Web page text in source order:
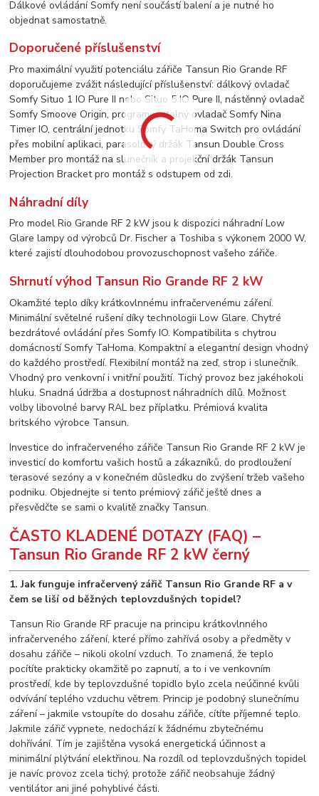
Dálkové ovládání Somfy není součástí balení a je nutné ho
objednat samostatně.
Doporučené příslušenství
Pro maximální využití potenciálu zářiče Tansun Rio Grande RF
doporučujeme zvážit následující příslušenství: dálkový ovladač
Somfy Situo 1 IO Pure II nebo Situo 5 IO Pure II, nástěnný ovladač
Somfy Smoove Origin, programovatelný ovladač Somfy Nina
Timer IO, centrální jednotku Somfy TaHoma Switch pro ovládání
přes mobilní aplikaci, parasolový držák Tansun Double Cross
Member pro montáž na slunečník a projekční držák Tansun
Projection Bracket pro montáž s odstupem od zdi.
Náhradní díly
Pro model Rio Grande RF 2 kW jsou k dispozici náhradní Low
Glare lampy od výrobců Dr. Fischer a Toshiba s výkonem 2000 W,
které zajistí dlouhodobou provozuschopnost vašeho zářiče.
Shrnutí výhod Tansun Rio Grande RF 2 kW
Okamžité teplo díky krátkovlnnému infračervenému záření.
Minimální světelné rušení díky technologii Low Glare. Chytré
bezdrátové ovládání přes Somfy IO. Kompatibilita s chytrou
domácností Somfy TaHoma. Kompaktní a elegantní design vhodný
do každého prostředí. Flexibilní montáž na zeď, strop i slunečník.
Vhodný pro venkovní i vnitřní použití. Tichý provoz bez jakéhokoli
hluku. Snadná údržba a dostupnost náhradních dílů. Možnost
volby libovolné barvy RAL bez příplatku. Prémiová kvalita
britského výrobce Tansun.
Investice do infračerveného zářiče Tansun Rio Grande RF 2 kW je
investicí do komfortu vašich hostů a zákazníků, do prodloužení
terasové sezóny a v konečném důsledku do zvýšení tržeb vašeho
podniku. Objednejte si tento prémiový zářič ještě dnes a
přesvědčte se sami o kvalitě značky Tansun.
ČASTO KLADENÉ DOTAZY (FAQ) –
Tansun Rio Grande RF 2 kW černý
1. Jak funguje infračervený zářič Tansun Rio Grande RF a v
čem se liší od běžných teplovzdušných topidel?
Tansun Rio Grande RF pracuje na principu krátkovlnného
infračerveného záření, které přímo zahřívá osoby a předměty v
dosahu zářiče – nikoli okolní vzduch. To znamená, že teplo
pocítíte prakticky okamžitě po zapnutí, a to i ve venkovním
prostředí, kde by teplovzdušné topidlo bylo zcela neúčinné kvůli
odvívání teplého vzduchu větrem. Princip je podobný slunečnímu
záření – jakmile vstoupíte do dosahu zářiče, cítíte příjemné teplo.
Jakmile zářič vypnete, nedochází k žádnému zbytečnému
dohřívání. Tím je zajištěna vysoká energetická účinnost a
minimální plýtvání elektřinou. Na rozdíl od teplovzdušných topidel
je navíc provoz zcela tichý, protože zářič neobsahuje žádný
ventilátor ani jiné pohyblivé části.